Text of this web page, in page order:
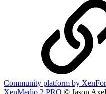
Community platform by
XenMedio 2 PRO © Jason